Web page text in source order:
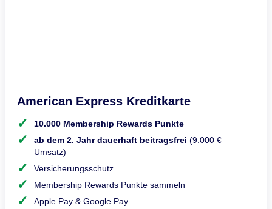
American Express Kreditkarte
10.000 Membership Rewards Punkte
ab dem 2. Jahr dauerhaft beitragsfrei (9.000 €
Umsatz)
Versicherungsschutz
Membership Rewards Punkte sammeln
Apple Pay & Google Pay